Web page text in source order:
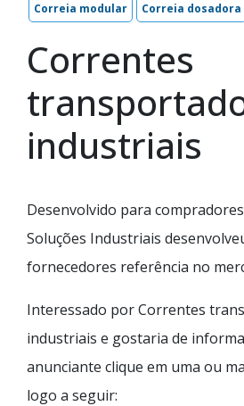
Correia modular
Correia dosadora
Correntes
industriais
Desenvolvido para
Soluções Industriais
fornecedores referência no
Interessado por Correntes
industriais e gostaria de
anunciante clique em uma ou
logo a seguir: